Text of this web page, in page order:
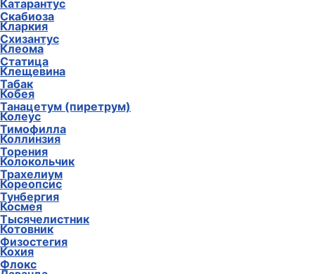
Скабиоза
Схизантус
Статица
Табак
Танацетум (пиретрум)
Тимофилла
Торения
Трахелиум
Тунбергия
Тысячелистник
Физостегия
Флокс
Катарантус
Кларкия
Клеома
Клещевина
Кобея
Колеус
Коллинзия
Колокольчик
Кореопсис
Космея
Котовник
Кохия